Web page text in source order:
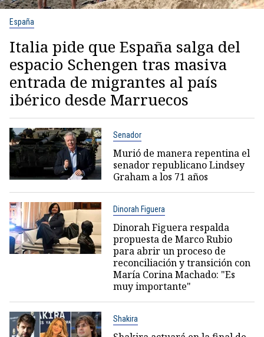
España
Italia pide que España salga del
espacio Schengen tras masiva
entrada de migrantes al país
ibérico desde Marruecos
Senador
Murió de manera repentina el
senador republicano Lindsey
Graham a los 71 años
Dinorah Figuera
Dinorah Figuera respalda
propuesta de Marco Rubio
para abrir un proceso de
reconciliación y transición con
María Corina Machado: "Es
muy importante"
Shakira